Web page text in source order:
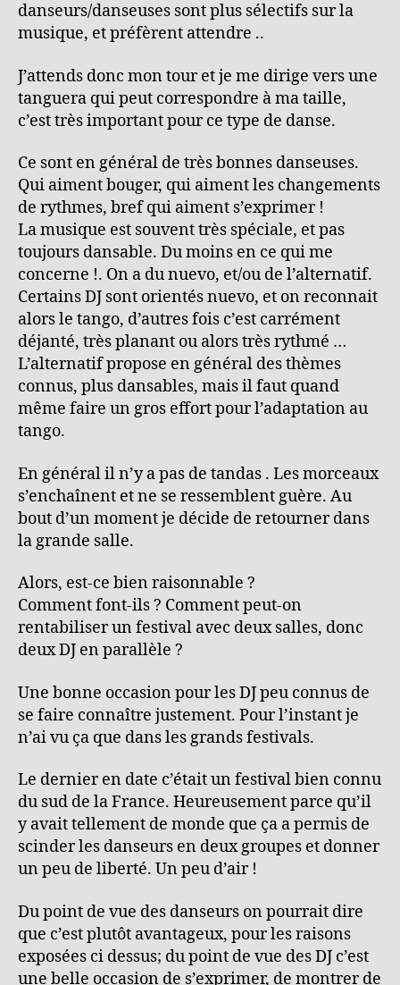
danseurs/danseuses sont plus sélectifs sur la
musique, et préfèrent attendre ..
J’attends donc mon tour et je me dirige vers une
tanguera qui peut correspondre à ma taille,
c’est très important pour ce type de danse.
Ce sont en général de très bonnes danseuses.
Qui aiment bouger, qui aiment les changements
de rythmes, bref qui aiment s’exprimer !
La musique est souvent très spéciale, et pas
toujours dansable. Du moins en ce qui me
concerne !. On a du nuevo, et/ou de l’alternatif.
Certains DJ sont orientés nuevo, et on reconnait
alors le tango, d’autres fois c’est carrément
déjanté, très planant ou alors très rythmé …
L’alternatif propose en général des thèmes
connus, plus dansables, mais il faut quand
même faire un gros effort pour l’adaptation au
tango.
En général il n’y a pas de tandas . Les morceaux
s’enchaînent et ne se ressemblent guère. Au
bout d’un moment je décide de retourner dans
la grande salle.
Alors, est-ce bien raisonnable ?
Comment font-ils ? Comment peut-on
rentabiliser un festival avec deux salles, donc
deux DJ en parallèle ?
Une bonne occasion pour les DJ peu connus de
se faire connaître justement. Pour l’instant je
n’ai vu ça que dans les grands festivals.
Le dernier en date c’était un festival bien connu
du sud de la France. Heureusement parce qu’il
y avait tellement de monde que ça a permis de
scinder les danseurs en deux groupes et donner
un peu de liberté. Un peu d’air !
Du point de vue des danseurs on pourrait dire
que c’est plutôt avantageux, pour les raisons
exposées ci dessus; du point de vue des DJ c’est
une belle occasion de s’exprimer, de montrer de